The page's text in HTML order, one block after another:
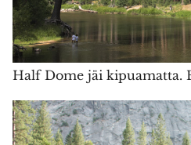
Half Dome jäi kipuamatta.